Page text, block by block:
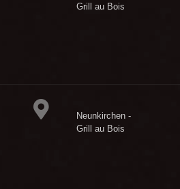
Grill au Bois
Neunkirchen -
Grill au Bois